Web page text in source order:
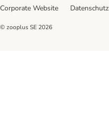
Corporate Website
Datenschutz
© zooplus SE 2026